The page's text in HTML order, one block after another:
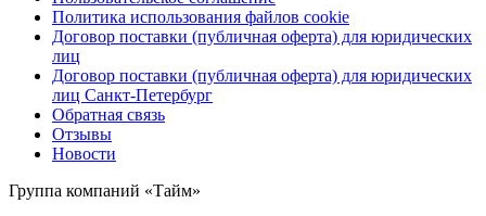
Политика использования файлов cookie
Договор поставки (публичная оферта) для юридических
лиц
Договор поставки (публичная оферта) для юридических
лиц Санкт-Петербург
Обратная связь
Отзывы
Новости
Группа компаний «Тайм»